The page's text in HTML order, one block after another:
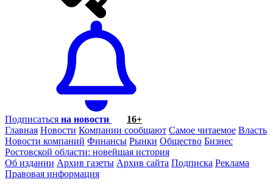
Подписаться на новости
16+
Главная Новости Компании сообщают Самое читаемое Власть
Новости компаний Финансы Рынки Общество Бизнес
Ростовской области: новейшая история
Об издании Архив газеты Архив сайта Подписка Реклама
Правовая информация